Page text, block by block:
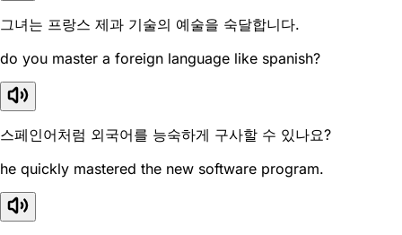
그녀는 프랑스 제과 기술의 예술을 숙달합니다.
do you master a foreign language like spanish?
스페인어처럼 외국어를 능숙하게 구사할 수 있나요?
he quickly mastered the new software program.